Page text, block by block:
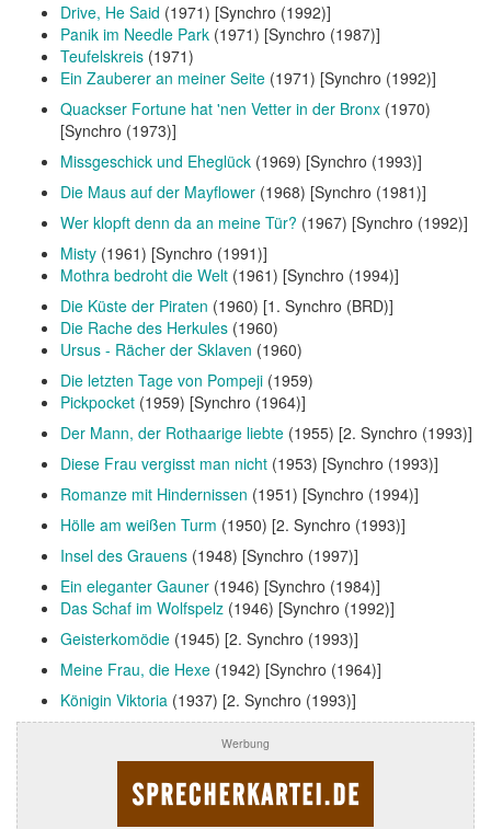
Drive, He Said (1971) [Synchro (1992)]
Panik im Needle Park (1971) [Synchro (1987)]
Teufelskreis (1971)
Ein Zauberer an meiner Seite (1971) [Synchro (1992)]
Quackser Fortune hat 'nen Vetter in der Bronx (1970)
[Synchro (1973)]
Missgeschick und Eheglück (1969) [Synchro (1993)]
Die Maus auf der Mayflower (1968) [Synchro (1981)]
Wer klopft denn da an meine Tür? (1967) [Synchro (1992)]
Misty (1961) [Synchro (1991)]
Mothra bedroht die Welt (1961) [Synchro (1994)]
Die Küste der Piraten (1960) [1. Synchro (BRD)]
Die Rache des Herkules (1960)
Ursus - Rächer der Sklaven (1960)
Die letzten Tage von Pompeji (1959)
Pickpocket (1959) [Synchro (1964)]
Der Mann, der Rothaarige liebte (1955) [2. Synchro (1993)]
Diese Frau vergisst man nicht (1953) [Synchro (1993)]
Romanze mit Hindernissen (1951) [Synchro (1994)]
Hölle am weißen Turm (1950) [2. Synchro (1993)]
Insel des Grauens (1948) [Synchro (1997)]
Ein eleganter Gauner (1946) [Synchro (1984)]
Das Schaf im Wolfspelz (1946) [Synchro (1992)]
Geisterkomödie (1945) [2. Synchro (1993)]
Meine Frau, die Hexe (1942) [Synchro (1964)]
Königin Viktoria (1937) [2. Synchro (1993)]
Werbung